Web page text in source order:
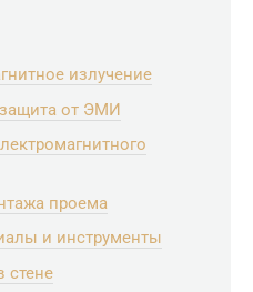
излучение
от ЭМИ
проема
и инструменты
стене